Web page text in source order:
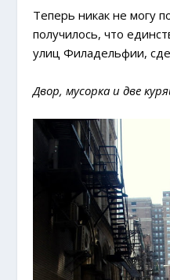
Теперь никак не могу
получилось, что
улиц Филадельфии,
Двор, мусорка и две